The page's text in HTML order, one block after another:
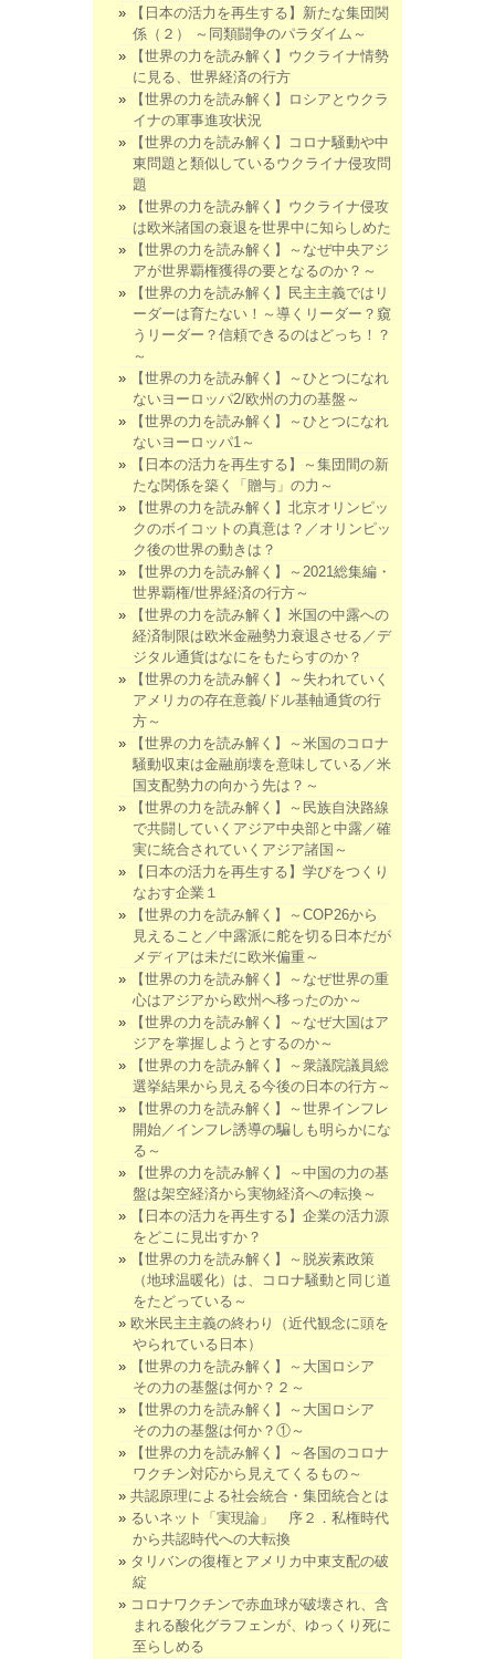
【日本の活力を再生する】新たな集団関
係（２） ～同類闘争のパラダイム～
【世界の力を読み解く】ウクライナ情勢
に見る、世界経済の行方
【世界の力を読み解く】ロシアとウクラ
イナの軍事進攻状況
【世界の力を読み解く】コロナ騒動や中
東問題と類似しているウクライナ侵攻問
題
【世界の力を読み解く】ウクライナ侵攻
は欧米諸国の衰退を世界中に知らしめた
【世界の力を読み解く】～なぜ中央アジ
アが世界覇権獲得の要となるのか？～
【世界の力を読み解く】民主主義ではリ
ーダーは育たない！～導くリーダー？窺
うリーダー？信頼できるのはどっち！？
～
【世界の力を読み解く】～ひとつになれ
ないヨーロッパ2/欧州の力の基盤～
【世界の力を読み解く】～ひとつになれ
ないヨーロッパ1～
【日本の活力を再生する】～集団間の新
たな関係を築く「贈与」の力～
【世界の力を読み解く】北京オリンピッ
クのボイコットの真意は？／オリンピッ
ク後の世界の動きは？
【世界の力を読み解く】～2021総集編・
世界覇権/世界経済の行方～
【世界の力を読み解く】米国の中露への
経済制限は欧米金融勢力衰退させる／デ
ジタル通貨はなにをもたらすのか？
【世界の力を読み解く】～失われていく
アメリカの存在意義/ドル基軸通貨の行
方～
【世界の力を読み解く】～米国のコロナ
騒動収束は金融崩壊を意味している／米
国支配勢力の向かう先は？～
【世界の力を読み解く】～民族自決路線
で共闘していくアジア中央部と中露／確
実に統合されていくアジア諸国～
【日本の活力を再生する】学びをつくり
なおす企業１
【世界の力を読み解く】～COP26から
見えること／中露派に舵を切る日本だが
メディアは未だに欧米偏重～
【世界の力を読み解く】～なぜ世界の重
心はアジアから欧州へ移ったのか～
【世界の力を読み解く】～なぜ大国はア
ジアを掌握しようとするのか～
【世界の力を読み解く】～衆議院議員総
選挙結果から見える今後の日本の行方～
【世界の力を読み解く】～世界インフレ
開始／インフレ誘導の騙しも明らかにな
る～
【世界の力を読み解く】～中国の力の基
盤は架空経済から実物経済への転換～
【日本の活力を再生する】企業の活力源
をどこに見出すか？
【世界の力を読み解く】～脱炭素政策
（地球温暖化）は、コロナ騒動と同じ道
をたどっている～
欧米民主主義の終わり（近代観念に頭を
やられている日本）
【世界の力を読み解く】～大国ロシア
その力の基盤は何か？２～
【世界の力を読み解く】～大国ロシア
その力の基盤は何か？①～
【世界の力を読み解く】～各国のコロナ
ワクチン対応から見えてくるもの～
共認原理による社会統合・集団統合とは
るいネット「実現論」 序２．私権時代
から共認時代への大転換
タリバンの復権とアメリカ中東支配の破
綻
コロナワクチンで赤血球が破壊され、含
まれる酸化グラフェンが、ゆっくり死に
至らしめる